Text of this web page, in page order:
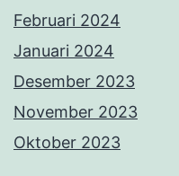
Februari 2024
Januari 2024
Desember 2023
November 2023
Oktober 2023